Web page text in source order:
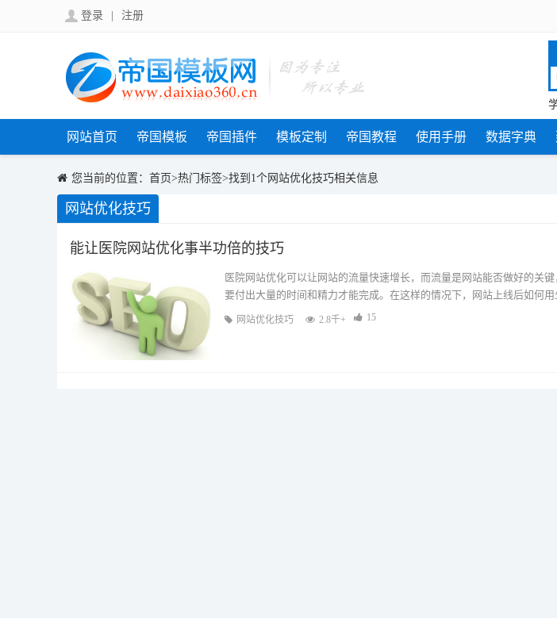
登录 注册
网站首页 帝国模板 帝国插件 模板定制 帝国教程 使用手册 数据字典
您当前的位置： 首页>热门标签>找到1个网站优化技巧相关信息
网站优化技巧
能让医院网站优化事半功倍的技巧
医院网站优化可以让网站的流量快速增长，而流量是网站能否做好的关
要付出大量的时间和精力才能完成。在这样的情况下，网站上线后如何
好？下面小编
网站优化技巧 2.8千+ 15